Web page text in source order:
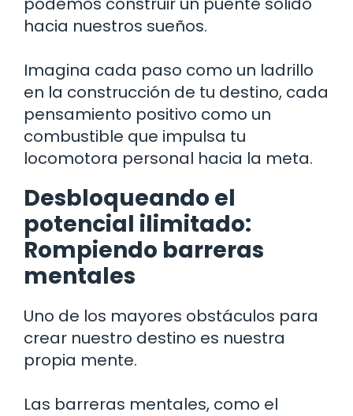
hacia nuestros sueños.
Imagina cada paso como un ladrillo
en la construcción de tu destino, cada
pensamiento positivo como un
combustible que impulsa tu
locomotora personal hacia la meta.
Desbloqueando el
potencial ilimitado:
Rompiendo barreras
mentales
Uno de los mayores obstáculos para
crear nuestro destino es nuestra
propia mente.
Las barreras mentales, como el